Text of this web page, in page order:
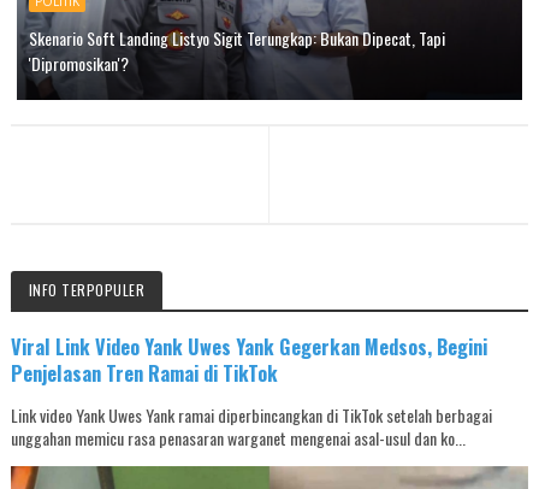
Skenario Soft Landing Listyo Sigit Terungkap: Bukan Dipecat, Tapi
'Dipromosikan'?
INFO TERPOPULER
Viral Link Video Yank Uwes Yank Gegerkan Medsos, Begini
Penjelasan Tren Ramai di TikTok
Link video Yank Uwes Yank ramai diperbincangkan di TikTok setelah berbagai
unggahan memicu rasa penasaran warganet mengenai asal-usul dan ko...